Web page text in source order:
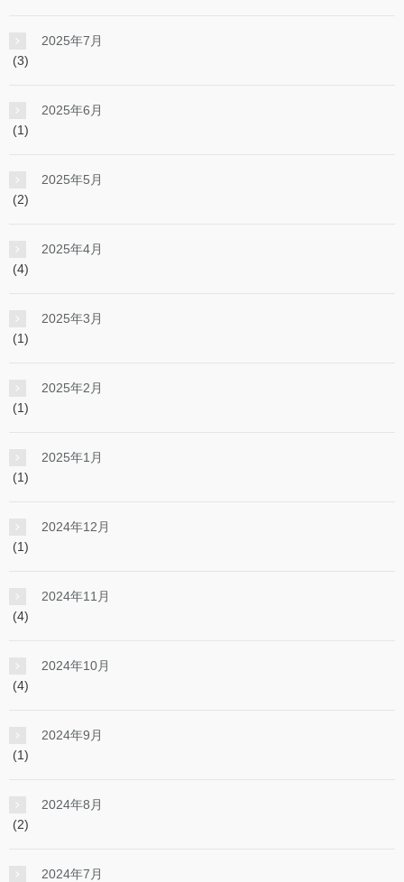
2025年7月
(3)
2025年6月
(1)
2025年5月
(2)
2025年4月
(4)
2025年3月
(1)
2025年2月
(1)
2025年1月
(1)
2024年12月
(1)
2024年11月
(4)
2024年10月
(4)
2024年9月
(1)
2024年8月
(2)
2024年7月